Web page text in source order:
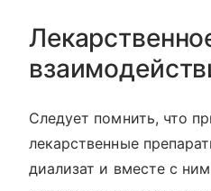
Следует помнить, что
лекарственные
диализат и вместе с